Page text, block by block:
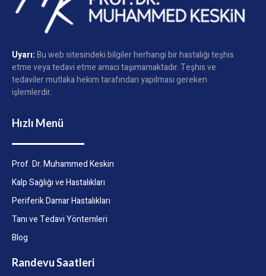
Uyarı:Bu web sitesindeki bilgiler herhangi bir hastalığı teşhis
etme veya tedavi etme amacı taşımamaktadır. Teşhis ve
tedaviler mutlaka hekim tarafından yapılması gereken
işlemlerdir.
Hızlı Menü
Prof. Dr. Muhammed Keskin
Kalp Sağlığı ve Hastalıkları
Periferik Damar Hastalıkları
Tanı ve Tedavi Yöntemleri
Blog
Randevu Saatleri